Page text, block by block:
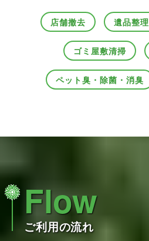
店舗撤去 遺品整理
ゴミ屋敷清掃
ペット臭・除菌・消臭
Flow
ご利用の流れ